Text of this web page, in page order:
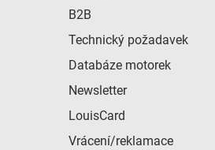
B2B
Technický požadavek
Databáze motorek
Newsletter
LouisCard
Vrácení/reklamace